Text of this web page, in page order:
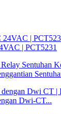
| PCT5231
Dwi-CT...